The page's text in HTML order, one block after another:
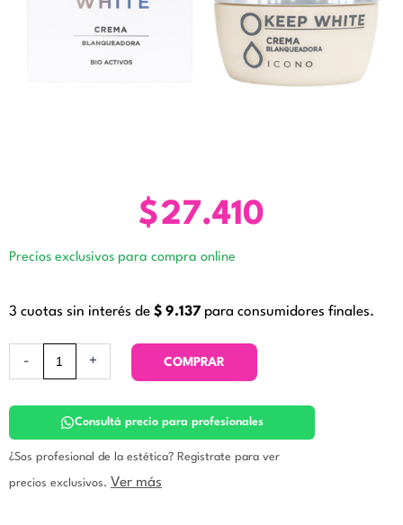
$27.410
Precios exclusivos para compra online
3 cuotas sin interés de $ 9.137 para consumidores finales.
-
Blanqueadora
White.
cantidad
+ COMPRAR
Consultá precio para profesionales
¿Sos profesional de la estética? Registrate para ver
precios exclusivos. Ver más